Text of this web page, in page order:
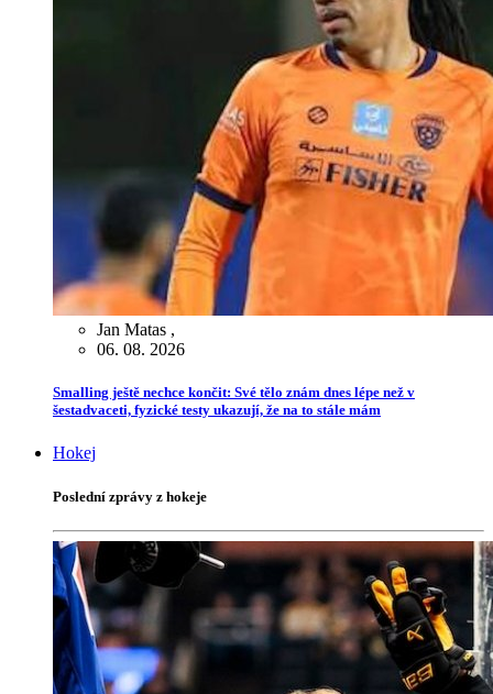
Jan Matas ,
06. 08. 2026
Smalling ještě nechce končit: Své tělo znám dnes lépe než v
šestadvaceti, fyzické testy ukazují, že na to stále mám
Hokej
Poslední zprávy z hokeje